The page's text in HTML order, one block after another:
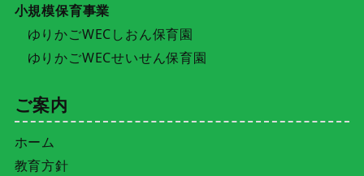
小規模保育事業
ゆりかごWECしおん保育園
ゆりかごWECせいせん保育園
ご案内
ホーム
教育方針